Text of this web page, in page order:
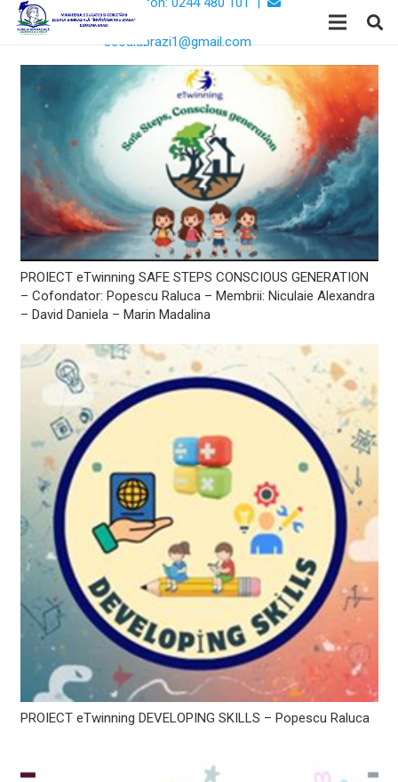
Email:
scoalabrazi1@gmail.com
PROIECT eTwinning SAFE STEPS CONSCIOUS GENERATION
– Cofondator: Popescu Raluca – Membrii: Niculaie Alexandra
– David Daniela – Marin Madalina
PROIECT eTwinning DEVELOPING SKILLS – Popescu Raluca